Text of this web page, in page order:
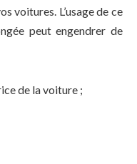
voitures. L’usage de ce
peut engendrer de
de la voiture ;